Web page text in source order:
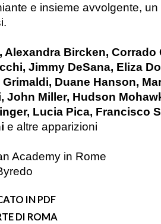
e insieme avvolgente,
Alexandra Bircken, Corrado
Jimmy DeSana, Eliza
Duane Hanson,
John Miller, Hudson
Lucia Pica, Francisco
e altre apparizioni
Academy in Rome
IN PDF
DI ROMA